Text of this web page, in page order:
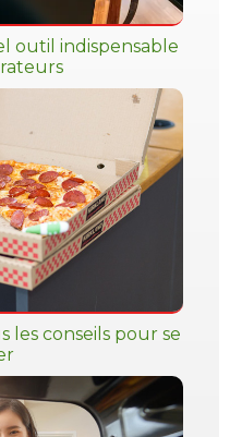
outil indispensable
les conseils pour se